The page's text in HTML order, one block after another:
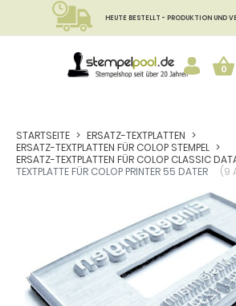
HEUTE BESTELLT - PRODUKTION UND
0
STARTSEITE
ERSATZ-TEXTPLATTEN
ERSATZ-TEXTPLATTEN FÜR COLOP STEMPEL
ERSATZ-TEXTPLATTEN FÜR COLOP CLASSIC
TEXTPLATTE FÜR COLOP PRINTER 55 DATER
(9